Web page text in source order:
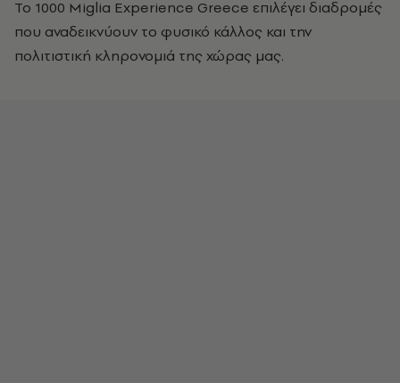
Το 1000 Miglia Experience Greece επιλέγει διαδρομές
που αναδεικνύουν το φυσικό κάλλος και την
πολιτιστική κληρονομιά της χώρας μας.